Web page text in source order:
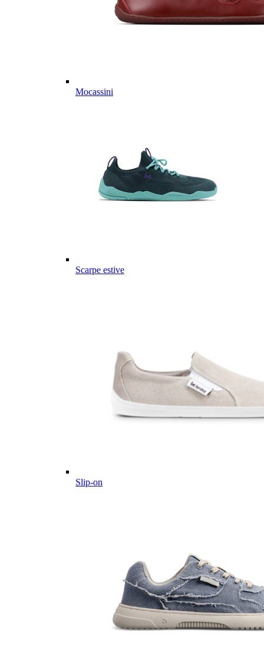
Mocassini
Scarpe estive
Slip-on